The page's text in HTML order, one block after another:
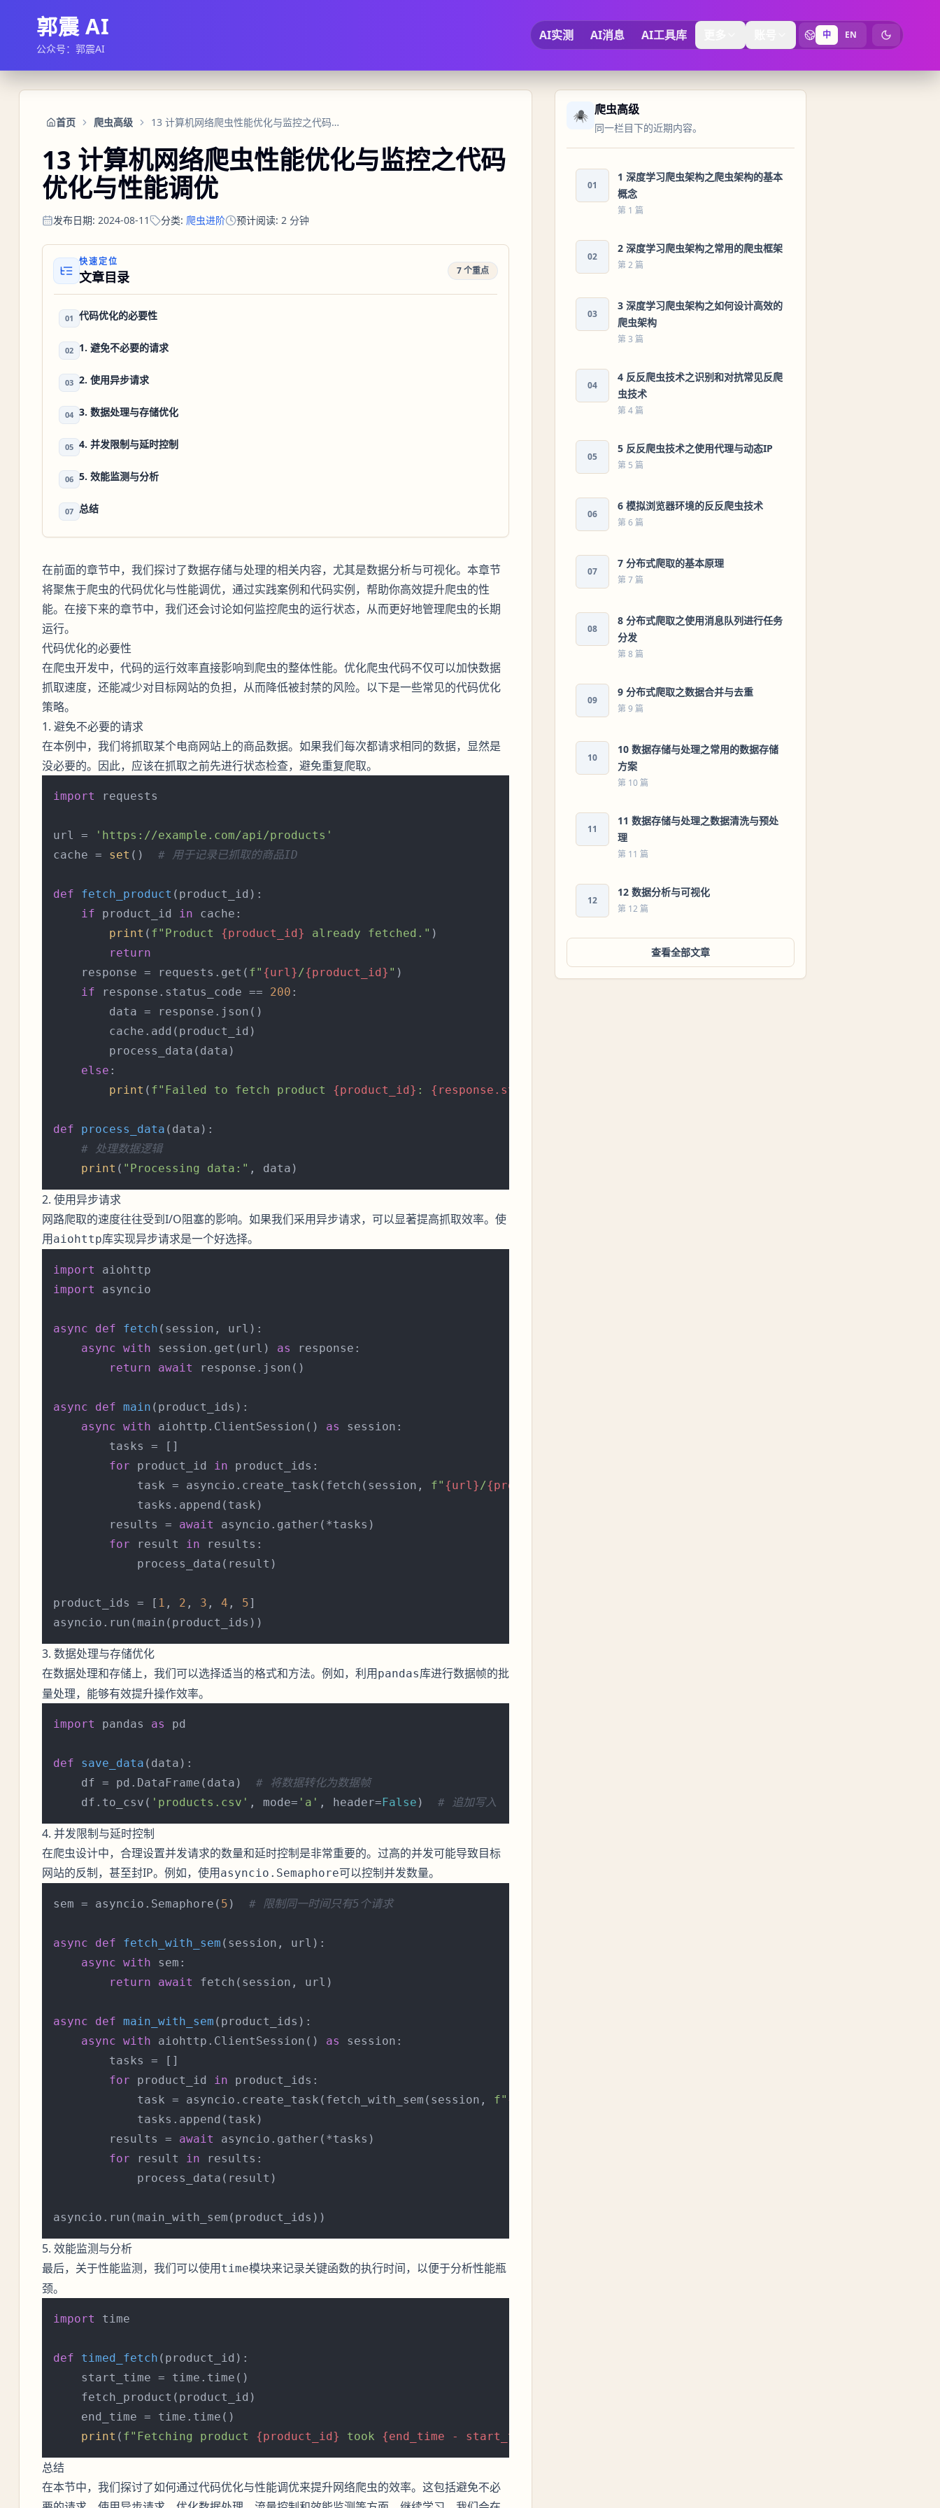
郭震 AI
公众号：郭震AI
AI实测 AI消息 AI工具库 中 EN 切换为暗黑
首页 爬虫高级 13 计算机网络爬虫性能优化与监控之代码优化与性能调优
13 计算机网络爬虫性能优化与监控之代码
优化与性能调优
发布日期: 2024-08-11 分类: 爬虫进阶 预计阅读: 2 分钟
快速定位
文章目录 7 个重点
01 代码优化的必要性
02 1. 避免不必要的请求
03 2. 使用异步请求
04 3. 数据处理与存储优化
05 4. 并发限制与延时控制
06 5. 效能监测与分析
07 总结
在前面的章节中，我们探讨了数据存储与处理的相关内容，尤其是数据分析与可视化。本章节
将聚焦于爬虫的代码优化与性能调优，通过实践案例和代码实例，帮助你高效提升爬虫的性
能。在接下来的章节中，我们还会讨论如何监控爬虫的运行状态，从而更好地管理爬虫的长期
运行。
代码优化的必要性
在爬虫开发中，代码的运行效率直接影响到爬虫的整体性能。优化爬虫代码不仅可以加快数据
抓取速度，还能减少对目标网站的负担，从而降低被封禁的风险。以下是一些常见的代码优化
策略。
1. 避免不必要的请求
在本例中，我们将抓取某个电商网站上的商品数据。如果我们每次都请求相同的数据，显然是
没必要的。因此，应该在抓取之前先进行状态检查，避免重复爬取。
import requests
url =
'https://example.com/api/products'
cache = set () # 用于记录已抓取的商品ID
def fetch_product ( product_id ):
if product_id in cache:
print ( f"Product {product_id} already fetched." )
return
    response = requests.get(
f" {url}/{product_id} " )
if response.status_code == 200 :
        data = response.json()
        cache.add(product_id)
        process_data(data)
else :
print ( f"Failed to fetch product {product_id} : {response.status_code}
def process_data ( data ):
# 处理数据逻辑
print ( "Processing data:"
2. 使用异步请求
网路爬取的速度往往受到I/O阻塞的影响。如果我们采用异步请求，可以显著提高抓取效率。使
用aiohttp库实现异步请求是一个好选择。
import
import asyncio
async def fetch ( session, url ):
async with session.get(url) as response:
return
await response.json()
async def main ( product_ids ):
async with aiohttp.ClientSession() as session:
        tasks = []
for product_id in product_ids:
            task = asyncio.create_task(fetch(session,
f" {url}/{product_id}
            tasks.append(task)
        results =
await asyncio.gather(*tasks)
for result in results:
            process_data(result)
product_ids = [ 1 , 2 , 3 , 4 , 5]
3. 数据处理与存储优化
在数据处理和存储上，我们可以选择适当的格式和方法。例如，利用pandas库进行数据帧的批
量处理，能够有效提升操作效率。
import pandas as pd
def save_data ( data ):
    df = pd.DataFrame(data)
# 将数据转化为数据帧
    df.to_csv(
'products.csv' , mode= 'a' , header=False ) # 追加写入
4. 并发限制与延时控制
在爬虫设计中，合理设置并发请求的数量和延时控制是非常重要的。过高的并发可能导致目标
网站的反制，甚至封IP。例如，使用asyncio.Semaphore可以控制并发数量。
sem = asyncio.Semaphore( 5 ) # 限制同一时间只有5个请求
async def fetch_with_sem ( session, url ):
async with sem:
return
await fetch(session, url)
async def main_with_sem ( product_ids ):
async with aiohttp.ClientSession() as session:
        tasks = []
for product_id in product_ids:
            task = asyncio.create_task(fetch_with_sem(session,
f" {url}
            tasks.append(task)
        results =
await asyncio.gather(*tasks)
for result in results:
            process_data(result)
5. 效能监测与分析
最后，关于性能监测，我们可以使用time模块来记录关键函数的执行时间，以便于分析性能瓶
颈。
import time
def timed_fetch ( product_id ):
    start_time = time.time()
    fetch_product(product_id)
    end_time = time.time()
print ( f"Fetching product {product_id} took {end_time - start_time}
总结
在本节中，我们探讨了如何通过代码优化与性能调优来提升网络爬虫的效率。这包括避免不必
🕷️ 爬虫高级
同一栏目下的近期内容。
01
1 深度学习爬虫架构之爬虫架构的基本
概念
第 1 篇
02
2 深度学习爬虫架构之常用的爬虫框架
第 2 篇
03
3 深度学习爬虫架构之如何设计高效的
爬虫架构
第 3 篇
04
4 反反爬虫技术之识别和对抗常见反爬
虫技术
第 4 篇
05
5 反反爬虫技术之使用代理与动态IP
第 5 篇
06
6 模拟浏览器环境的反反爬虫技术
第 6 篇
07
7 分布式爬取的基本原理
第 7 篇
08
8 分布式爬取之使用消息队列进行任务
分发
第 8 篇
09
9 分布式爬取之数据合并与去重
第 9 篇
10
10 数据存储与处理之常用的数据存储
方案
第 10 篇
11
11 数据存储与处理之数据清洗与预处
理
第 11 篇
12
12 数据分析与可视化
第 12 篇
查看全部文章